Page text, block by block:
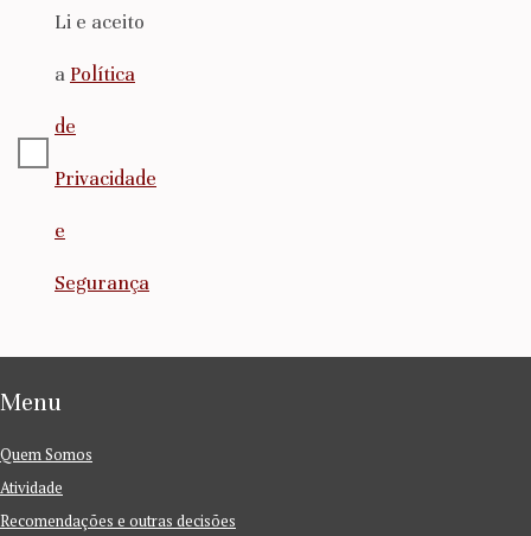
Li e aceito
a Política
de
Privacidade
e
Segurança
Menu
Quem Somos
Atividade
Recomendações e outras decisões